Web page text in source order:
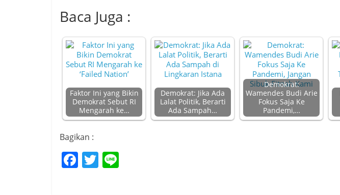
Baca Juga :
Faktor Ini yang Bikin
Demokrat Sebut RI
Mengarah ke…
Demokrat: Jika Ada
Lalat Politik, Berarti
Ada Sampah…
Demokrat:
Wamendes Budi Arie
Fokus Saja Ke
Pandemi,…
Bagikan :
F T